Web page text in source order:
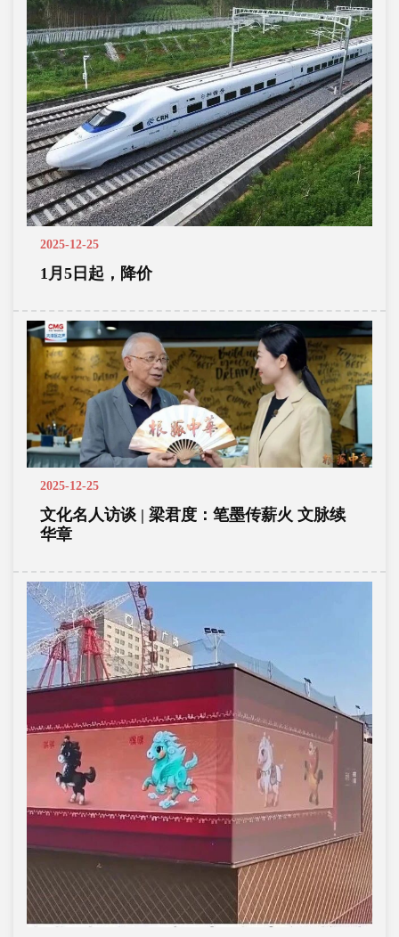
2025-12-25
1月5日起，降价
2025-12-25
文化名人访谈 | 梁君度：笔墨传薪火 文脉续
华章